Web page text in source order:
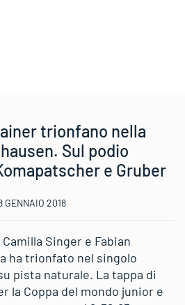
trionfano nella
Sul podio
e Gruber
GENNAIO 2018
Singer e Fabian
ha trionfato nel singolo
pista naturale. La tappa di
la Coppa del mondo junior e